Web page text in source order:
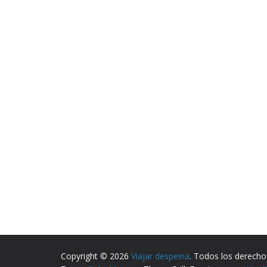
Copyright © 2026 Viajar despeina. Todos los